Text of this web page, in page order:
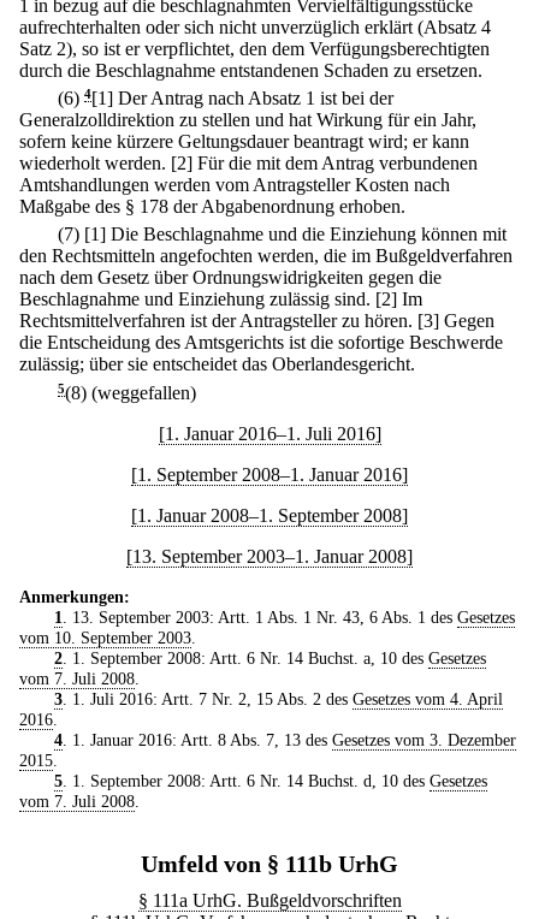
1 in bezug auf die beschlagnahmten Vervielfältigungsstücke
aufrechterhalten oder sich nicht unverzüglich erklärt (Absatz 4
Satz 2), so ist er verpflichtet, den dem Verfügungsberechtigten
durch die Beschlagnahme entstandenen Schaden zu ersetzen.
(6) 4[1] Der Antrag nach Absatz 1 ist bei der
Generalzolldirektion zu stellen und hat Wirkung für ein Jahr,
sofern keine kürzere Geltungsdauer beantragt wird; er kann
wiederholt werden. [2] Für die mit dem Antrag verbundenen
Amtshandlungen werden vom Antragsteller Kosten nach
Maßgabe des § 178 der Abgabenordnung erhoben.
(7) [1] Die Beschlagnahme und die Einziehung können mit
den Rechtsmitteln angefochten werden, die im Bußgeldverfahren
nach dem Gesetz über Ordnungswidrigkeiten gegen die
Beschlagnahme und Einziehung zulässig sind. [2] Im
Rechtsmittelverfahren ist der Antragsteller zu hören. [3] Gegen
die Entscheidung des Amtsgerichts ist die sofortige Beschwerde
zulässig; über sie entscheidet das Oberlandesgericht.
5(8) (weggefallen)
[1. Januar 2016–1. Juli 2016]
[1. September 2008–1. Januar 2016]
[1. Januar 2008–1. September 2008]
[13. September 2003–1. Januar 2008]
Anmerkungen:
1
. 13. September 2003: Artt. 1 Abs. 1 Nr. 43, 6 Abs. 1 des Gesetzes
vom 10. September 2003
2. 1. September 2008: Artt. 6 Nr. 14 Buchst. a, 10 des Gesetzes
vom 7. Juli 2008
3. 1. Juli 2016: Artt. 7 Nr. 2, 15 Abs. 2 des Gesetzes vom 4. April
2016
4. 1. Januar 2016: Artt. 8 Abs. 7, 13 des Gesetzes vom 3. Dezember
2015
5. 1. September 2008: Artt. 6 Nr. 14 Buchst. d, 10 des Gesetzes
vom 7. Juli 2008
Umfeld von § 111b UrhG
§ 111a UrhG. Bußgeldvorschriften